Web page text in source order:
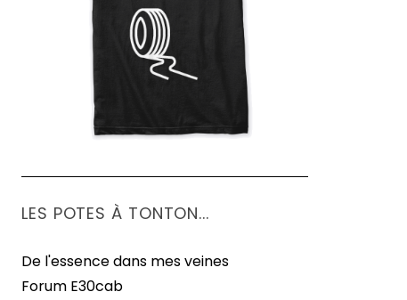
LES POTES À TONTON...
De l'essence dans mes veines
Forum E30cab